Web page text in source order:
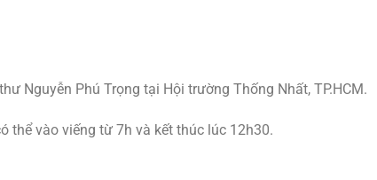
Nguyễn Phú Trọng tại Hội trường Thống Nhất, TP.HCM.
thể vào viếng từ 7h và kết thúc lúc 12h30.